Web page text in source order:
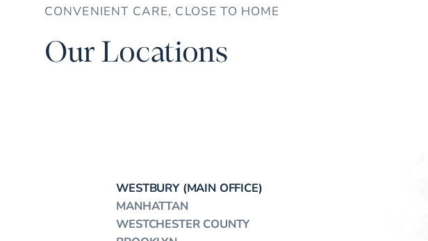
CONVENIENT CARE, CLOSE TO HOME
Our Locations
WESTBURY (MAIN OFFICE)
MANHATTAN
WESTCHESTER COUNTY